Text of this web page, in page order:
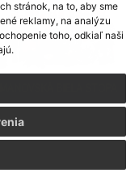
stránok, na to, aby sme
reklamy, na analýzu
toho, odkiaľ naši
BIELA STOPA